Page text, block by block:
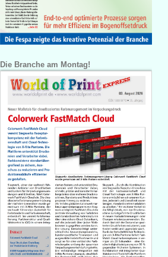
Die Branche am Montag!